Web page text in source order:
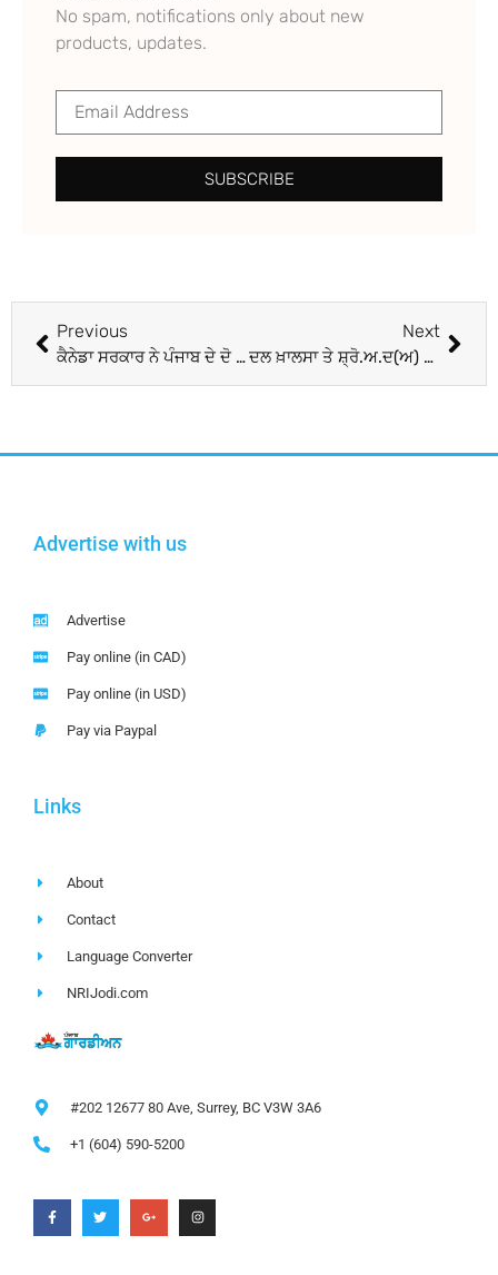
No spam, notifications only about new
products, updates.
SUBSCRIBE
Previous
ਕੈਨੇਡਾ ਸਰਕਾਰ ਨੇ ਪੰਜਾਬ ਦੇ ਦੋ ਵਿਧਾਇਕਾਂ ਨੂੰ ਏਅਰਪੋਰਟ ਤੋਂ ਮੋੜਿਆ ਵਾਪਸ
Next
ਦਲ ਖ਼ਾਲਸਾ ਤੇ ਸ਼੍ਰੋ.ਅ.ਦ(ਅ) ਨੇ “ਰੈਫਰੈਂਡਮ 2020” ਮੁਹਿੰਮ ‘ਤੇ ਸਵਾਲ ਚੁਕਦਿਆਂ ਸਿੱਖਜ਼ ਫਾਰ ਜਸਟਿਸ ਨੂੰ ਚਿੱਠੀ ਲਿਖੀ
Advertise with us
Advertise
Pay online (in CAD)
Pay online (in USD)
Pay via Paypal
Links
About
Contact
Language Converter
NRIJodi.com
#202 12677 80 Ave, Surrey, BC V3W 3A6
+1 (604) 590-5200